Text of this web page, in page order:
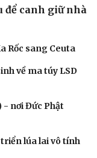
để canh giữ nhà
Rốc sang Ceuta
về ma túy LSD
- nơi Đức Phật
lúa lai vô tính